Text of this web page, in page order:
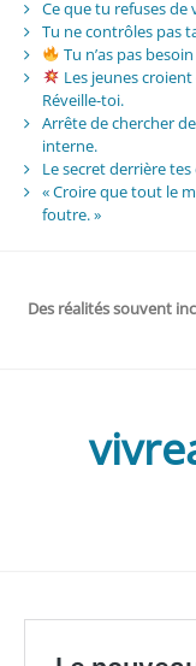
Ce que tu refuses
Tu ne contrôles pas
Tu n’as pas
Les jeunes
Réveille-toi.
Arrête de chercher
interne.
Le secret derrière
« Croire que tout le
foutre. »
Des réalités souvent